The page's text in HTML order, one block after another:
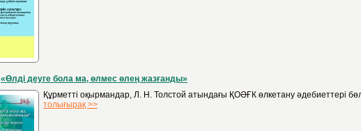
«Өлді деуге бола ма, өлмес өлең жазғанды»
Құрметті оқырмандар, Л. Н. Толстой атындағы ҚОӘҒК өлкетану әдебиеттері
толығырақ >>